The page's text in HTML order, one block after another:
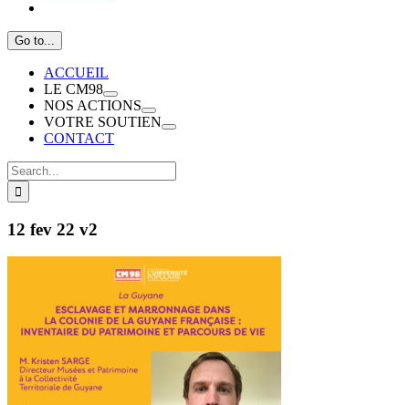
Go to...
ACCUEIL
LE CM98
NOS ACTIONS
VOTRE SOUTIEN
CONTACT
Search
for:
12 fev 22 v2